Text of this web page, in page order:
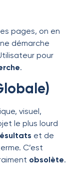
pages, on en
démarche
pour
.
visuel,
le plus lourd
et de
C’est
obsolète.